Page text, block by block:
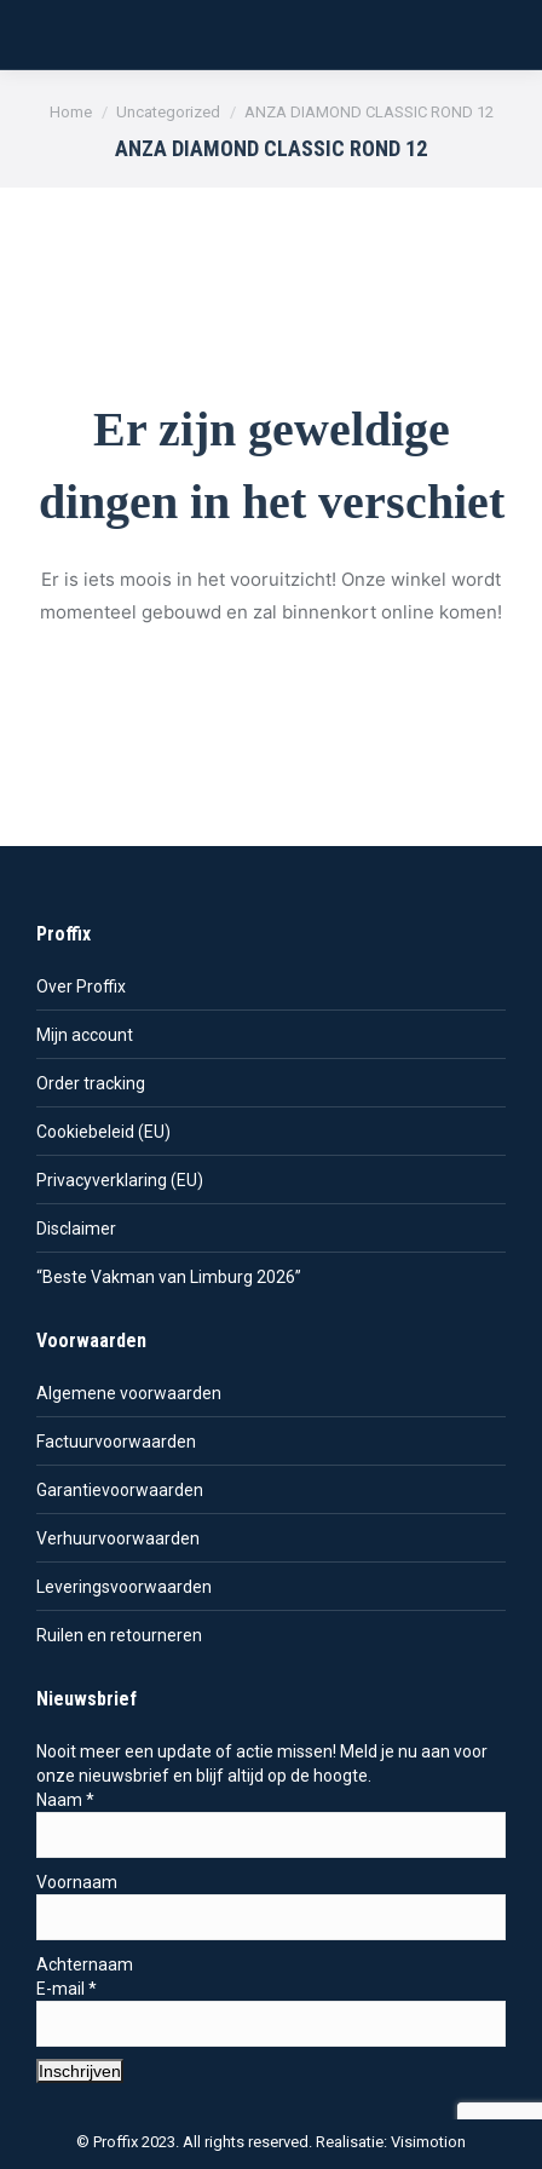
Je bent hier:
Home Uncategorized ANZA DIAMOND CLASSIC ROND 12
ANZA DIAMOND CLASSIC ROND 12
Er zijn geweldige
dingen in het verschiet
Er is iets moois in het vooruitzicht! Onze winkel wordt
momenteel gebouwd en zal binnenkort online komen!
Proffix
Over Proffix
Mijn account
Order tracking
Cookiebeleid (EU)
Privacyverklaring (EU)
Disclaimer
“Beste Vakman van Limburg 2026”
Voorwaarden
Algemene voorwaarden
Factuurvoorwaarden
Garantievoorwaarden
Verhuurvoorwaarden
Leveringsvoorwaarden
Ruilen en retourneren
Nieuwsbrief
Nooit meer een update of actie missen! Meld je nu aan voor
onze nieuwsbrief en blijf altijd op de hoogte.
Naam *
Voornaam
Achternaam
E-mail *
Inschrijven
© Proffix 2023. All rights reserved. Realisatie: Visimotion